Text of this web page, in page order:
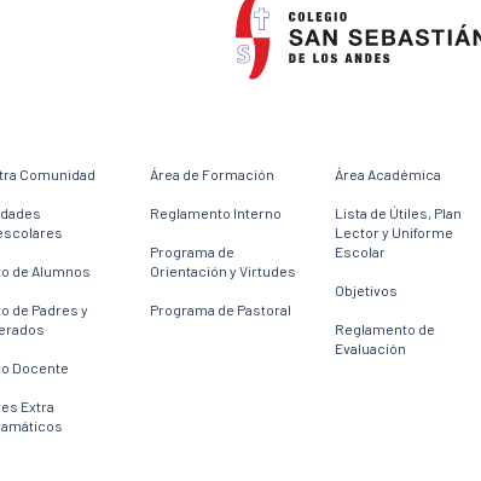
Comunidad
de Alumnos
de Padres y
Docente
Extra
Área de Formación
Reglamento Interno
Programa de
Orientación y Virtudes
Programa de Pastoral
Área Académica
Lista de Útiles, Plan
Lector y Uniforme
Escolar
Objetivos
Reglamento de
Evaluación